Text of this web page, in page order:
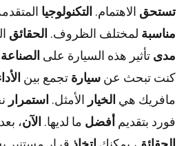
تستحق الاهتمام. التكنولوجيا
مناسبة لمختلف الظروف. الحقائق
مدى تأثير هذه السيارة على الصناعة
كنت تبحث عن سيارة تجمع بين
مافريك هي الخيار الأمثل. استمرار
فورد بتقديم أفضل ما لديها. الآن،